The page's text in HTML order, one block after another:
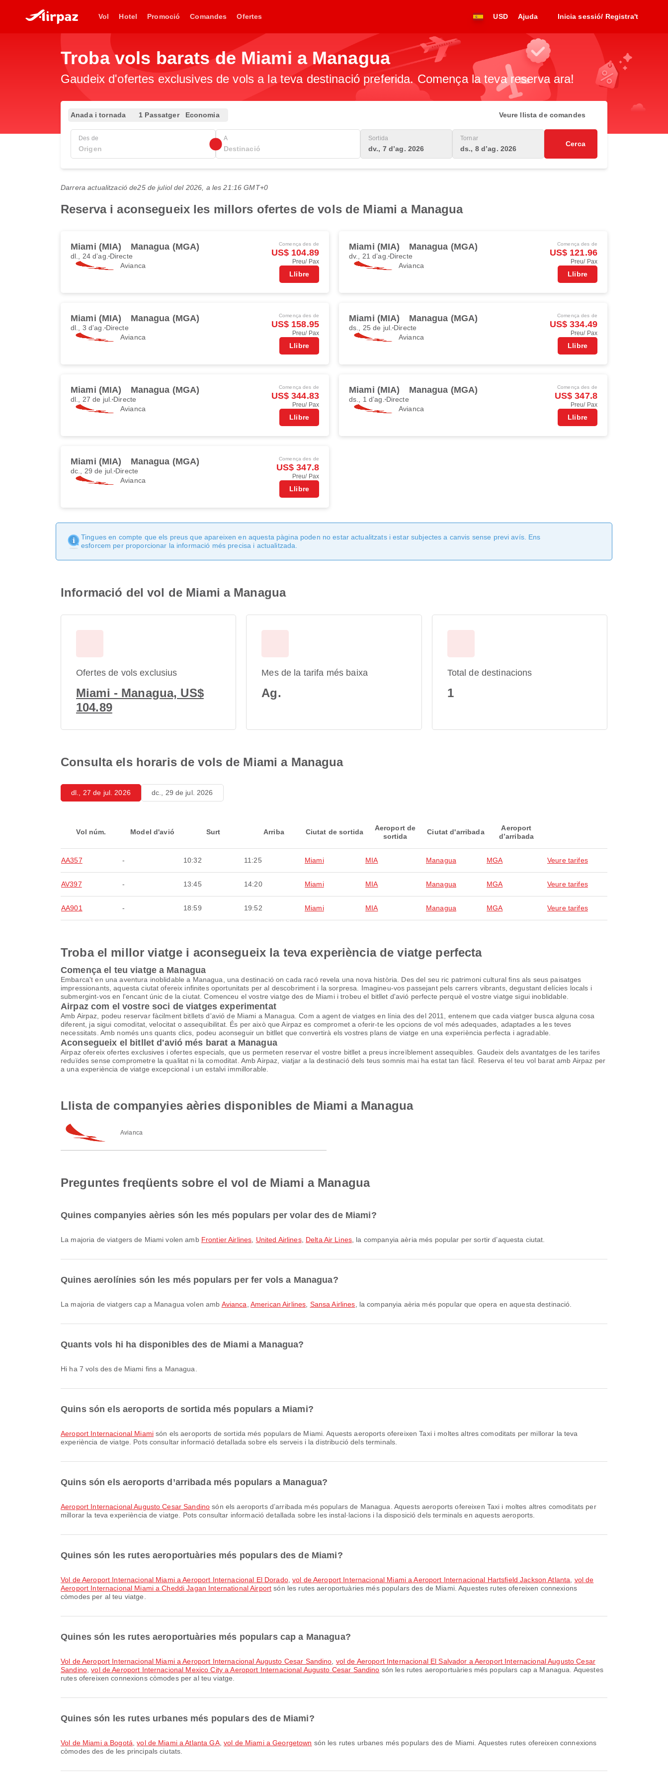
Vol Hotel Promoció Comandes Ofertes USD Ajuda Inicia sessió/ Registra't
Troba vols barats de Miami a Managua
Gaudeix d'ofertes exclusives de vols a la teva destinació preferida. Comença la teva reserva ara!
Anada i tornada 1 Passatger Economia Veure llista de comandes
Des de A Sortida
dv., 7 d’ag. 2026
Tornar
ds., 8 d’ag. 2026
Cerca
Darrera actualització de25 de juliol del 2026, a les 21:16 GMT+0
Reserva i aconsegueix les millors ofertes de vols de Miami a Managua
Miami (MIA) Managua (MGA)
dl., 24 d’ag. Directe
Avianca
Comença des de
US$ 104.89
Preu/ Pax
Llibre
Miami (MIA) Managua (MGA)
dv., 21 d’ag. Directe
Avianca
Comença des de
US$ 121.96
Preu/ Pax
Llibre
Miami (MIA) Managua (MGA)
dl., 3 d’ag. Directe
Avianca
Comença des de
US$ 158.95
Preu/ Pax
Llibre
Miami (MIA) Managua (MGA)
ds., 25 de jul. Directe
Avianca
Comença des de
US$ 334.49
Preu/ Pax
Llibre
Miami (MIA) Managua (MGA)
dl., 27 de jul. Directe
Avianca
Comença des de
US$ 344.83
Preu/ Pax
Llibre
Miami (MIA) Managua (MGA)
ds., 1 d’ag. Directe
Avianca
Comença des de
US$ 347.8
Preu/ Pax
Llibre
Miami (MIA) Managua (MGA)
dc., 29 de jul. Directe
Avianca
Comença des de
US$ 347.8
Preu/ Pax
Llibre
Tingues en compte que els preus que apareixen en aquesta pàgina poden no estar actualitzats i estar subjectes a canvis sense previ avís. Ens
esforcem per proporcionar la informació més precisa i actualitzada.
Informació del vol de Miami a Managua
Ofertes de vols exclusius
Miami - Managua, US$
104.89
Mes de la tarifa més baixa
Ag.
Total de destinacions
1
Consulta els horaris de vols de Miami a Managua
dl., 27 de jul. 2026 dc., 29 de jul. 2026
Vol núm. Model d'avió Surt Arriba Ciutat de sortida
Aeroport de
sortida
Ciutat d'arribada
Aeroport
d’arribada
AA357 - 10:32 11:25 Miami MIA Managua MGA Veure tarifes
AV397 - 13:45 14:20 Miami MIA Managua MGA Veure tarifes
AA901 - 18:59 19:52 Miami MIA Managua MGA Veure tarifes
Troba el millor viatge i aconsegueix la teva experiència de viatge perfecta
Comença el teu viatge a Managua
Embarca't en una aventura inoblidable a Managua, una destinació on cada racó revela una nova història. Des del seu ric patrimoni cultural fins als seus paisatges
impressionants, aquesta ciutat ofereix infinites oportunitats per al descobriment i la sorpresa. Imagineu-vos passejant pels carrers vibrants, degustant delícies locals i
submergint-vos en l'encant únic de la ciutat. Comenceu el vostre viatge des de Miami i trobeu el bitllet d'avió perfecte perquè el vostre viatge sigui inoblidable.
Airpaz com el vostre soci de viatges experimentat
Amb Airpaz, podeu reservar fàcilment bitllets d'avió de Miami a Managua. Com a agent de viatges en línia des del 2011, entenem que cada viatger busca alguna cosa
diferent, ja sigui comoditat, velocitat o assequibilitat. És per això que Airpaz es compromet a oferir-te les opcions de vol més adequades, adaptades a les teves
necessitats. Amb només uns quants clics, podeu aconseguir un bitllet que convertirà els vostres plans de viatge en una experiència perfecta i agradable.
Aconsegueix el bitllet d'avió més barat a Managua
Airpaz ofereix ofertes exclusives i ofertes especials, que us permeten reservar el vostre bitllet a preus increïblement assequibles. Gaudeix dels avantatges de les tarifes
reduïdes sense comprometre la qualitat ni la comoditat. Amb Airpaz, viatjar a la destinació dels teus somnis mai ha estat tan fàcil. Reserva el teu vol barat amb Airpaz per
a una experiència de viatge excepcional i un estalvi immillorable.
Llista de companyies aèries disponibles de Miami a Managua
Avianca
Preguntes freqüents sobre el vol de Miami a Managua
Quines companyies aèries són les més populars per volar des de Miami?
La majoria de viatgers de Miami volen amb Frontier Airlines United Airlines, Delta Air Lines , la companyia aèria més popular per sortir d’aquesta ciutat.
Quines aerolínies són les més populars per fer vols a Managua?
La majoria de viatgers cap a Managua volen amb Avianca American Airlines Sansa Airlines , la companyia aèria més popular que opera en aquesta destinació.
Quants vols hi ha disponibles des de Miami a Managua?
Hi ha 7 vols des de Miami fins a Managua.
Quins són els aeroports de sortida més populars a Miami?
Aeroport Internacional Miamisón els aeroports de sortida més populars de Miami. Aquests aeroports ofereixen Taxi i moltes altres comoditats per millorar la teva
experiència de viatge. Pots consultar informació detallada sobre els serveis i la distribució dels terminals.
Quins són els aeroports d’arribada més populars a Managua?
Aeroport Internacional Augusto Cesar Sandino són els aeroports d’arribada més populars de Managua. Aquests aeroports ofereixen Taxi i moltes altres comoditats per
millorar la teva experiència de viatge. Pots consultar informació detallada sobre les instal·lacions i la disposició dels terminals en aquests aeroports.
Quines són les rutes aeroportuàries més populars des de Miami?
vol de Aeroport Internacional Miami a Aeroport Internacional El Dorado,vol de Aeroport Internacional Miami a Aeroport Internacional Hartsfield Jackson Atlanta
vol de
Aeroport Internacional Miami a Cheddi Jagan International Airport són les rutes aeroportuàries més populars des de Miami. Aquestes rutes ofereixen connexions
còmodes per al teu viatge.
Quines són les rutes aeroportuàries més populars cap a Managua?
vol de Aeroport Internacional Miami a Aeroport Internacional Augusto Cesar Sandino vol de Aeroport Internacional El Salvador a Aeroport Internacional Augusto Cesar
Sandino,vol de Aeroport Internacional Mexico City a Aeroport Internacional Augusto Cesar Sandino són les rutes aeroportuàries més populars cap a Managua. Aquestes
rutes ofereixen connexions còmodes per al teu viatge.
Quines són les rutes urbanes més populars des de Miami?
vol de Miami a Bogotá ,vol de Miami a Atlanta GA,vol de Miami a Georgetown són les rutes urbanes més populars des de Miami. Aquestes rutes ofereixen connexions
còmodes des de les principals ciutats.